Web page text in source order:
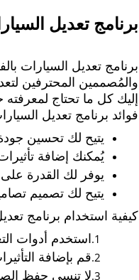
برنامج تعديل
برنامج تعديل السيارات
والمُصممين المحترفين
إليك كل ما تحتاج لمعرفته
فوائد برنامج تعديل
يتيح لك تحسين
يُمكنك إضافة
يوفر لك القدرة
يتيح لك تصميم
كيفية استخدام برنامج
استخدم أدوات
قم بإضافة
لا تنسى حفظ